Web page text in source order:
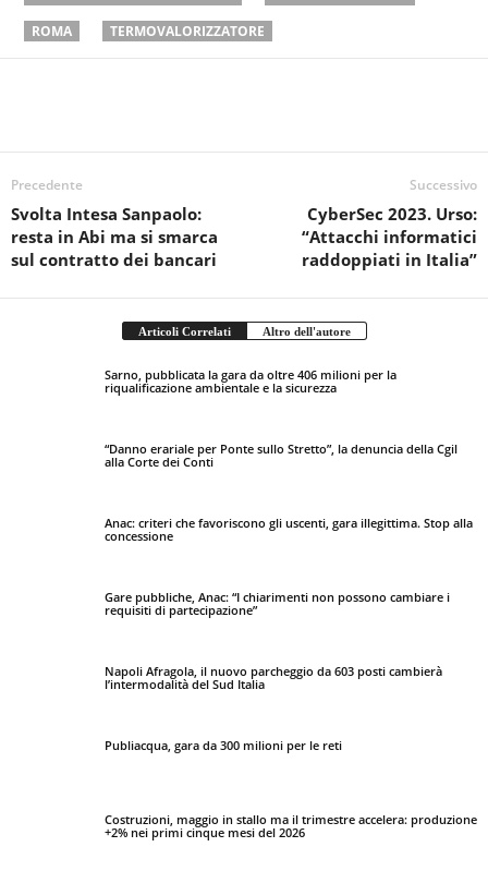
ROMA
TERMOVALORIZZATORE
Precedente
Svolta Intesa Sanpaolo:
resta in Abi ma si smarca
sul contratto dei bancari
Successivo
CyberSec 2023. Urso:
“Attacchi informatici
raddoppiati in Italia”
Articoli Correlati Altro dell'autore
Sarno, pubblicata la gara da oltre 406 milioni per la
riqualificazione ambientale e la sicurezza
“Danno erariale per Ponte sullo Stretto”, la denuncia della Cgil
alla Corte dei Conti
Anac: criteri che favoriscono gli uscenti, gara illegittima. Stop alla
concessione
Gare pubbliche, Anac: “I chiarimenti non possono cambiare i
requisiti di partecipazione”
Napoli Afragola, il nuovo parcheggio da 603 posti cambierà
l’intermodalità del Sud Italia
Publiacqua, gara da 300 milioni per le reti
Costruzioni, maggio in stallo ma il trimestre accelera: produzione
+2% nei primi cinque mesi del 2026